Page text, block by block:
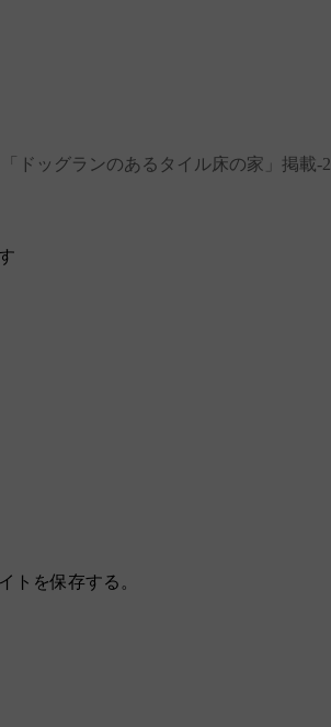
ドッグランのあるタイル床の家」掲載
トを保存する。